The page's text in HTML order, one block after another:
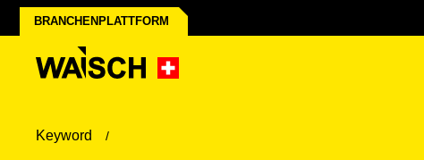
BRANCHENPLATTFORM
Keyword